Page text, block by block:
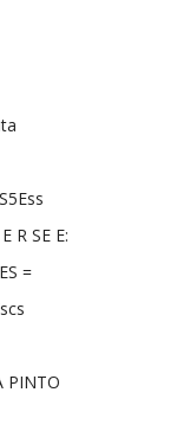
R SE E:
=
PINTO